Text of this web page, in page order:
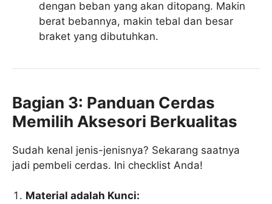
dengan beban yang akan ditopang. Makin
berat bebannya, makin tebal dan besar
braket yang dibutuhkan.
Bagian 3: Panduan Cerdas
Memilih Aksesori Berkualitas
Sudah kenal jenis-jenisnya? Sekarang saatnya
jadi pembeli cerdas. Ini checklist Anda!
Material adalah Kunci: